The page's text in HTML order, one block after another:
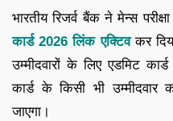
भारतीय रिजर्व बैंक ने मेन्स
कार्ड 2026 लिंक एक्टिवकर
उम्मीदवारों के लिए एडमिट
कार्ड के किसी भी उम्मीदवार
जाएगा।